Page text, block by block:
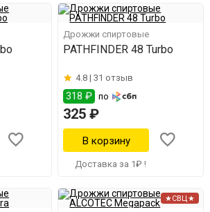
Дрожжи спиртовые
PATHFINDER 48 Turbo
4.8 |31 отзыв
318 ₽ по
325 ₽
Доставка за 1₽ !
★СВЦ★